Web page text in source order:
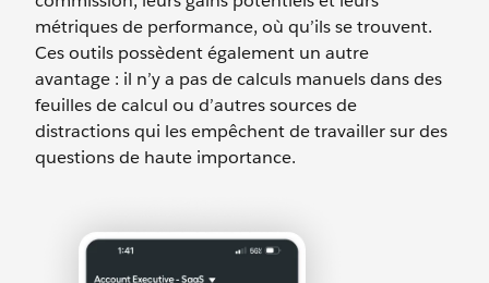
métriques de performance, où qu’ils se trouvent.
Ces outils possèdent également un autre
avantage : il n’y a pas de calculs manuels dans des
feuilles de calcul ou d’autres sources de
distractions qui les empêchent de travailler sur des
questions de haute importance.